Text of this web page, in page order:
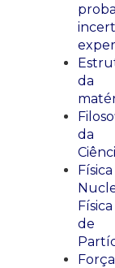
da
da
Física
Física
de
Força